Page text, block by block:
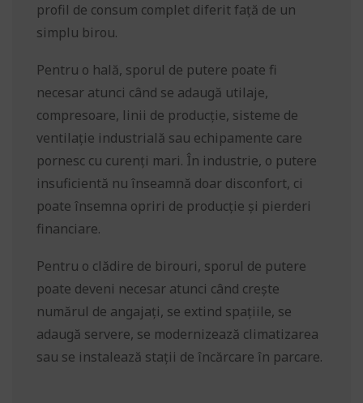
profil de consum complet diferit față de un
simplu birou.
Pentru o hală, sporul de putere poate fi
necesar atunci când se adaugă utilaje,
compresoare, linii de producție, sisteme de
ventilație industrială sau echipamente care
pornesc cu curenți mari. În industrie, o putere
insuficientă nu înseamnă doar disconfort, ci
poate însemna opriri de producție și pierderi
financiare.
Pentru o clădire de birouri, sporul de putere
poate deveni necesar atunci când crește
numărul de angajați, se extind spațiile, se
adaugă servere, se modernizează climatizarea
sau se instalează stații de încărcare în parcare.